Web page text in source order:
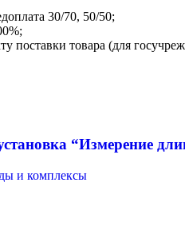
30/70, 50/50;
поставки товара (для
“Измерение
и комплексы